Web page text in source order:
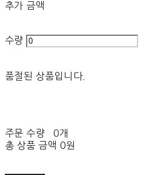
추가 금액
수량
품절된 상품입니다.
주문 수량
0개
총 상품 금액 0원